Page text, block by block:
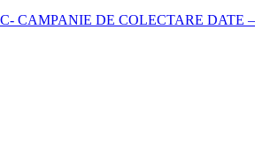
CAMPANIE DE COLECTARE DATE